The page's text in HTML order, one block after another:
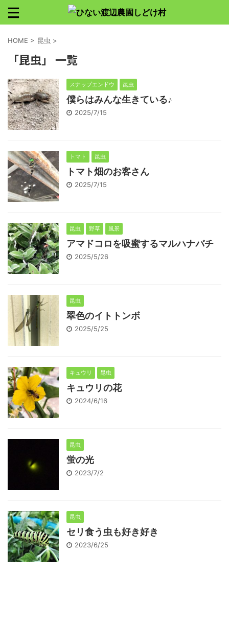
HOME > 昆虫 >
「昆虫」 一覧
スナップエンドウ 昆虫
僕らはみんな生きている♪
2025/7/15
トマト 昆虫
トマト畑のお客さん
2025/7/15
昆虫 野草 風景
アマドコロを吸蜜するマルハナバチ
2025/5/26
昆虫
翠色のイトトンボ
2025/5/25
キュウリ 昆虫
キュウリの花
2024/6/16
昆虫
蛍の光
2023/7/2
昆虫
セリ食う虫も好き好き
2023/6/25